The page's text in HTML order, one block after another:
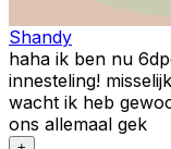
Shandy
haha ik ben nu
innesteling!
wacht ik heb
ons allemaal gek